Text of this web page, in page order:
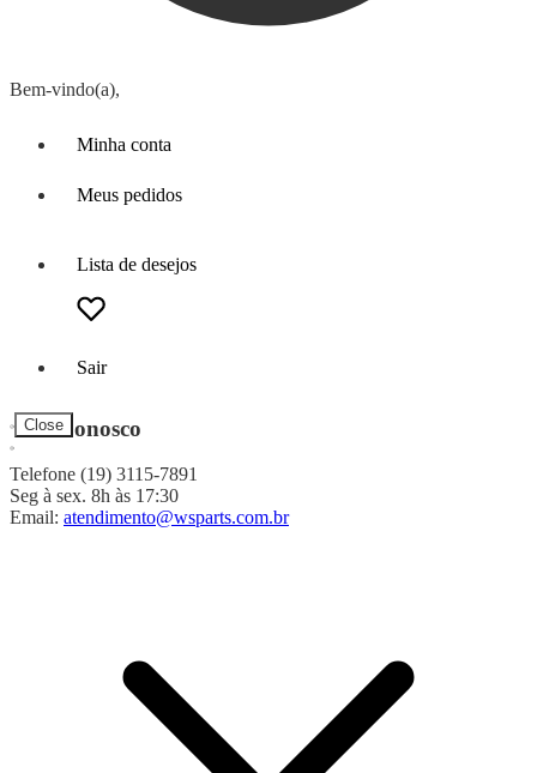
Bem-vindo(a),
Minha conta
Meus pedidos
Lista de desejos
Sair
Close
Fale Conosco
Telefone (19) 3115-7891
Seg à sex. 8h às 17:30
Email: atendimento@wsparts.com.br